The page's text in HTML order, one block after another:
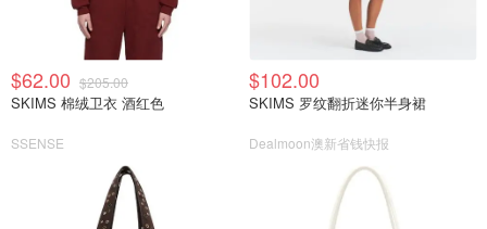
$62.00 $205.00
SKIMS 棉绒卫衣 酒红色
SSENSE
$102.00
SKIMS 罗纹翻折迷你半身裙
Dealmoon澳新省钱快报